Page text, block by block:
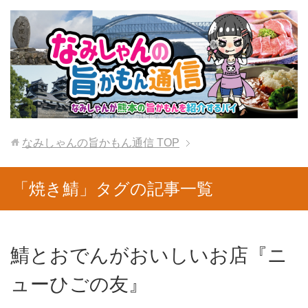
なみしゃんの旨かもん通信 TOP
「焼き鯖」タグの記事一覧
鯖とおでんがおいしいお店『ニ
ューひごの友』